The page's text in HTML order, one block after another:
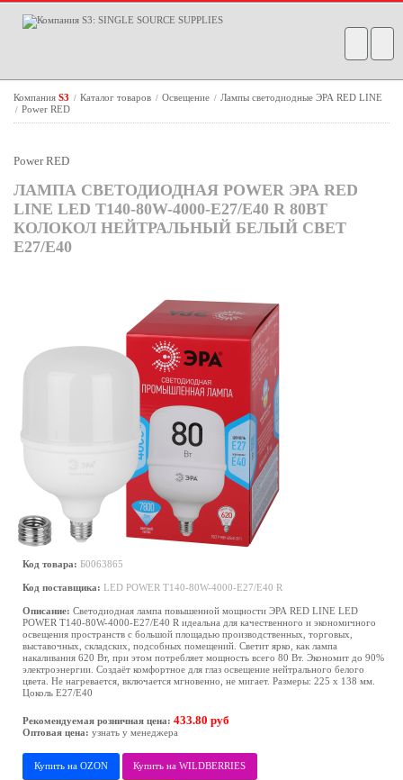
Компания S3 / Каталог товаров / Освещение / Лампы светодиодные ЭРА RED LINE
/ Power RED
Power RED
ЛАМПА СВЕТОДИОДНАЯ POWER ЭРА RED
LINE LED T140-80W-4000-E27/E40 R 80ВТ
КОЛОКОЛ НЕЙТРАЛЬНЫЙ БЕЛЫЙ СВЕТ
E27/E40
Код товара: Б0063865
Код поставщика: LED POWER T140-80W-4000-E27/E40 R
Описание: Светодиодная лампа повышенной мощности ЭРА RED LINE LED
POWER T140-80W-4000-E27/E40 R идеальна для качественного и экономичного
освещения пространств с большой площадью производственных, торговых,
выставочных, складских, подсобных помещений. Светит ярко, как лампа
накаливания 620 Вт, при этом потребляет мощность всего 80 Вт. Экономит до 90%
электроэнергии. Создаёт комфортное для глаз освещение нейтрального белого
цвета. Не нагревается, включается мгновенно, не мигает. Размеры: 225 х 138 мм.
Цоколь Е27/E40
Рекомендуемая розничная цена: 433.80 руб
Оптовая цена: узнать у менеджера
Купить на OZON Купить на WILDBERRIES